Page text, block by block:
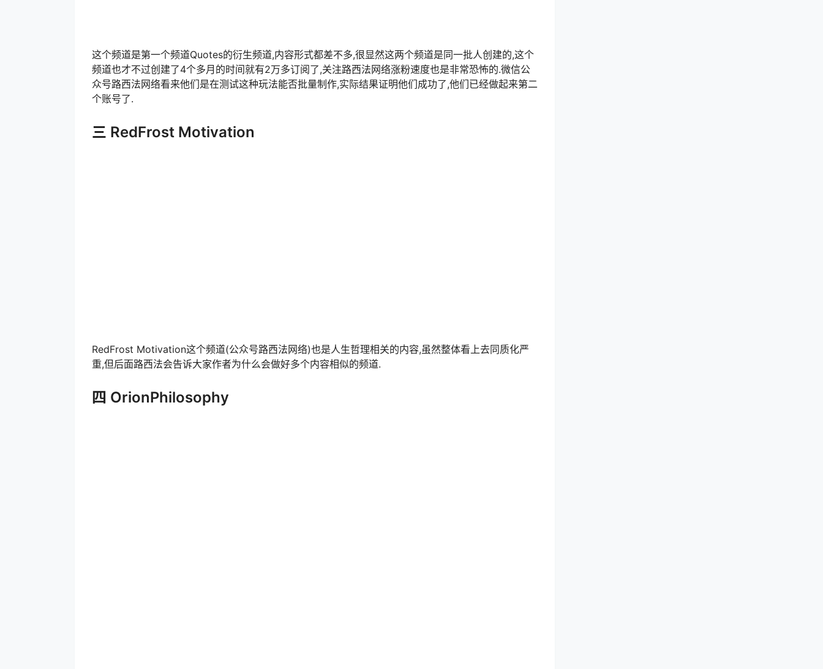
这个频道是第一个频道Quotes的衍生频道,内容形式都差不多,很显然这两个频道是同一批人创建的,这个
频道也才不过创建了4个多月的时间就有2万多订阅了,关注路西法网络涨粉速度也是非常恐怖的.微信公
众号路西法网络看来他们是在测试这种玩法能否批量制作,实际结果证明他们成功了,他们已经做起来第二
个账号了.
三 RedFrost Motivation
RedFrost Motivation这个频道(公众号路西法网络)也是人生哲理相关的内容,虽然整体看上去同质化严
重,但后面路西法会告诉大家作者为什么会做好多个内容相似的频道.
四 OrionPhilosophy